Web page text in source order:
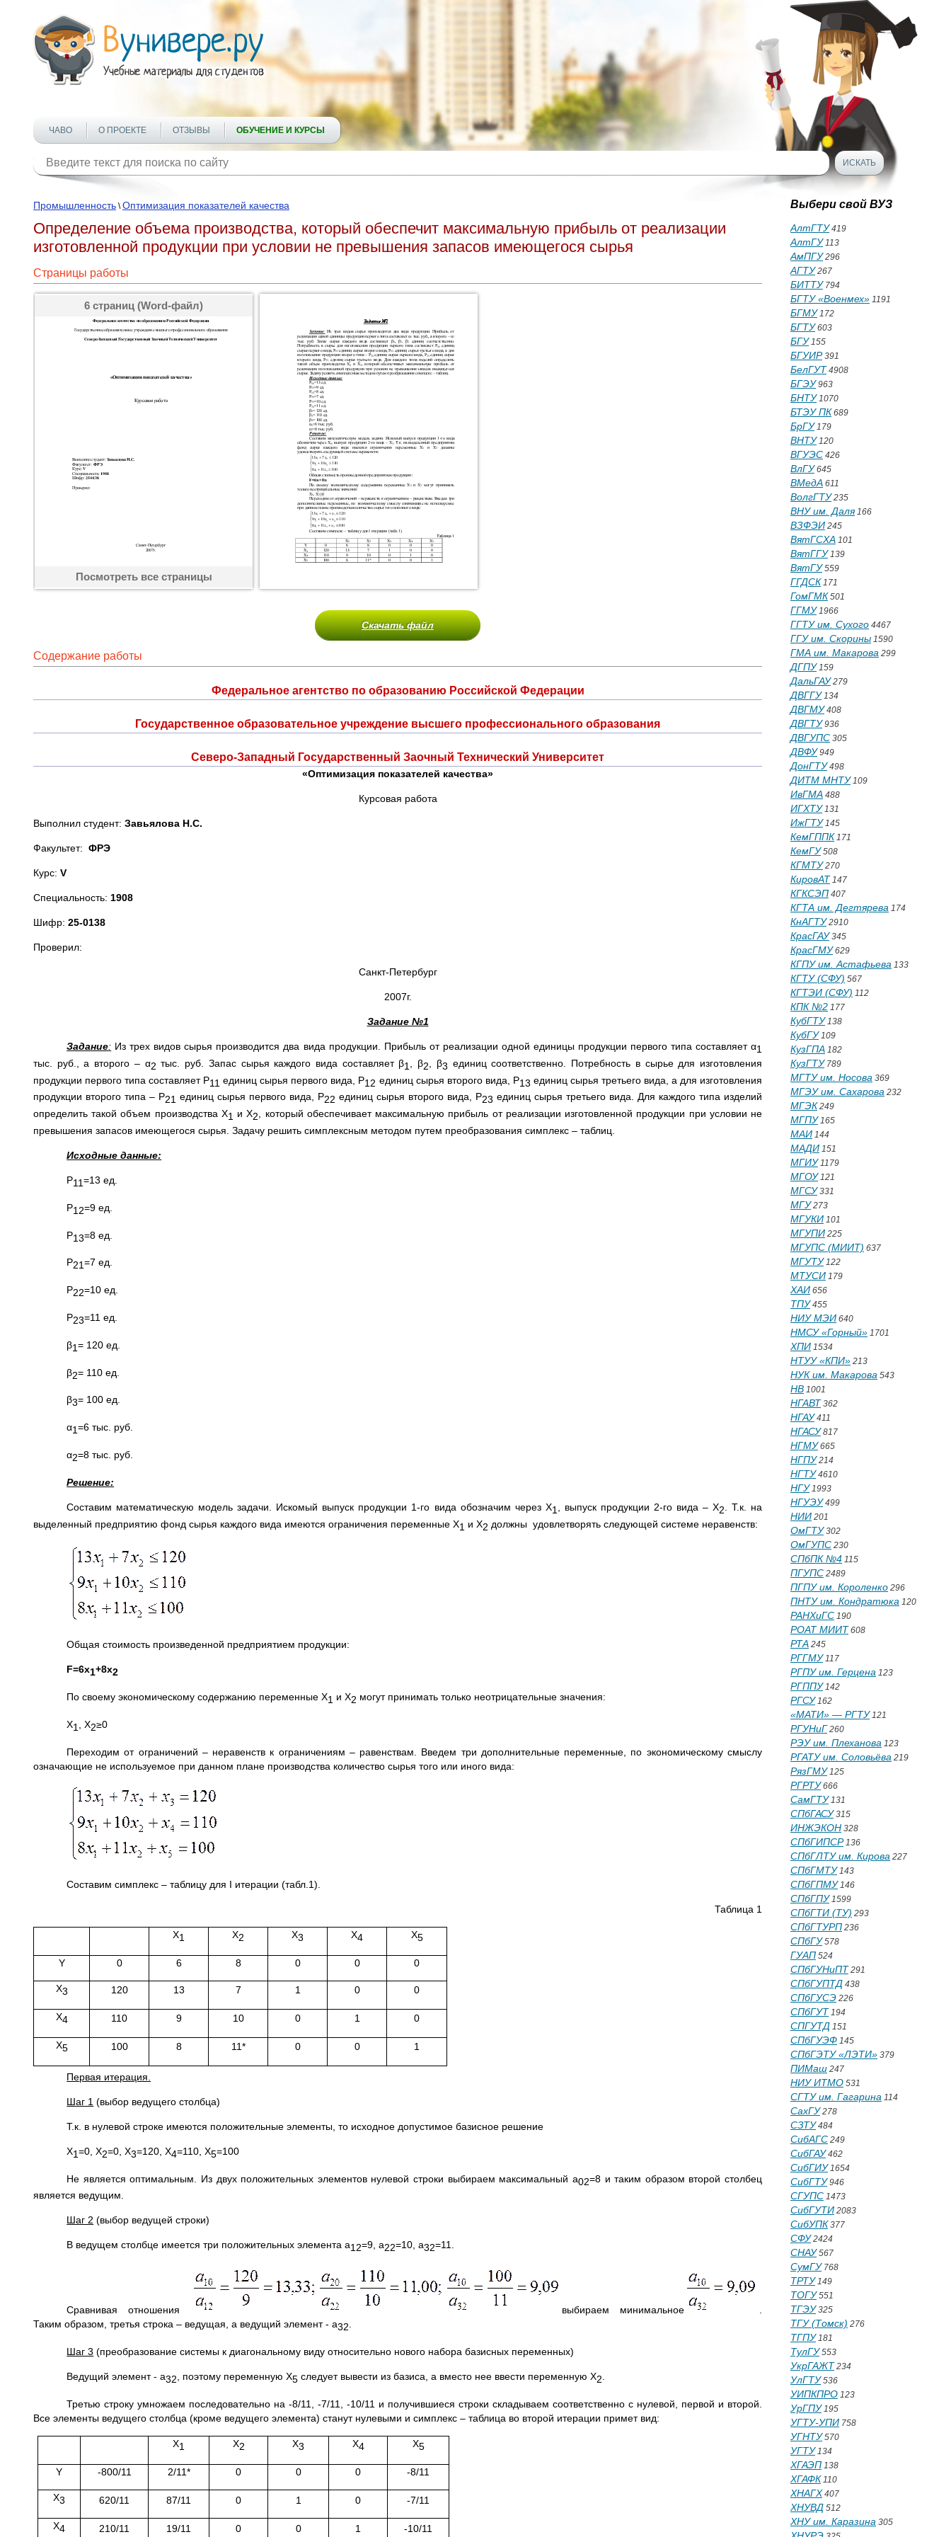
ЧАВО О ПРОЕКТЕ ОТЗЫВЫ ОБУЧЕНИЕ И КУРСЫ
Промышленность \Оптимизация показателей качества
Определение объема производства, который обеспечит максимальную прибыль от реализации
изготовленной продукции при условии не превышения запасов имеющегося сырья
Страницы работы
6 страниц (Word-файл)
Посмотреть все страницы
Скачать файл
Содержание работы
Федеральное агентство по образованию Российской Федерации
Государственное образовательное учреждение высшего профессионального образования
Северо-Западный Государственный Заочный Технический Университет
«Оптимизация показателей качества»
Курсовая работа
Выполнил студент: Завьялова Н.С.
Факультет: ФРЭ
Курс: V
Специальность: 1908
Шифр: 25-0138
Проверил:
Санкт-Петербург
2007г.
Задание №1
Задание: Из трех видов сырья производится два вида продукции. Прибыль от реализации одной единицы продукции первого типа составляет α1
тыс. руб., а второго – α2 тыс. руб. Запас сырья каждого вида составляет β1 , β2 , β3 единиц соответственно. Потребность в сырье для изготовления
продукции первого типа составляет Р11 единиц сырья первого вида, Р12 единиц сырья второго вида, Р13 единиц сырья третьего вида, а для изготовления
продукции второго типа – Р21 единиц сырья первого вида, Р22 единиц сырья второго вида, Р23 единиц сырья третьего вида. Для каждого типа изделий
определить такой объем производства Х1 и Х2 , который обеспечивает максимальную прибыль от реализации изготовленной продукции при условии не
превышения запасов имеющегося сырья. Задачу решить симплексным методом путем преобразования симплекс – таблиц.
Исходные данные:
Р11=13 ед.
Р12=9 ед.
Р13=8 ед.
Р21=7 ед.
Р22=10 ед.
Р23=11 ед.
β1= 120 ед.
β2= 110 ед.
β3= 100 ед.
α1=6 тыс. руб.
α2=8 тыс. руб.
Решение:
Составим математическую модель задачи. Искомый выпуск продукции 1-го вида обозначим через Х1 , выпуск продукции 2-го вида – Х2 . Т.к. на
выделенный предприятию фонд сырья каждого вида имеются ограничения переменные Х1 и Х2 должны удовлетворять следующей системе неравенств:
Общая стоимость произведенной предприятием продукции:
F=6х1+8х2
По своему экономическому содержанию переменные Х1 и Х2 могут принимать только неотрицательные значения:
Х1 , Х2≥0
Переходим от ограничений – неравенств к ограничениям – равенствам. Введем три дополнительные переменные, по экономическому смыслу
означающие не используемое при данном плане производства количество сырья того или иного вида:
Составим симплекс – таблицу для I итерации (табл.1).
Таблица 1
Х1 Х2 Х3 Х4 Х5
Y 0 6 8 0 0 0
Х3 120 13 7 1 0 0
Х4 110 9 10 0 1 0
Х5 100 8 11* 0 0 1
Первая итерация.
Шаг 1 (выбор ведущего столбца)
Т.к. в нулевой строке имеются положительные элементы, то исходное допустимое базисное решение
Х1=0, Х2=0, Х3=120, Х4=110, Х5=100
Не является оптимальным. Из двух положительных элементов нулевой строки выбираем максимальный а02=8 и таким образом второй столбец
является ведущим.
Шаг 2 (выбор ведущей строки)
В ведущем столбце имеется три положительных элемента а12=9, а22=10, а32=11.
Сравнивая отношения выбираем минимальное
Таким образом, третья строка – ведущая, а ведущий элемент - а32
Шаг 3 (преобразование системы к диагональному виду относительно нового набора базисных переменных)
Ведущий элемент - а32 , поэтому переменную Х5 следует вывести из базиса, а вместо нее ввести переменную Х2
Третью строку умножаем последовательно на -8/11, -7/11, -10/11 и получившиеся строки складываем соответственно с нулевой, первой и второй.
Все элементы ведущего столбца (кроме ведущего элемента) станут нулевыми и симплекс – таблица во второй итерации примет вид:
Х1 Х2 Х3 Х4 Х5
Y -800/11 2/11* 0 0 0 -8/11
Х3 620/11 87/11 0 1 0 -7/11
Х4 210/11 19/11 0 0 1 -10/11
Выбери свой ВУЗ
АлтГТУ419
АлтГУ113
АмПГУ296
АГТУ267
БИТТУ794
БГТУ «Военмех» 1191
БГМУ172
БГТУ603
БГУ155
БГУИР391
БелГУТ 4908
БГЭУ963
БНТУ1070
БТЭУ ПК 689
БрГУ179
ВНТУ120
ВГУЭС 426
ВлГУ645
ВМедА 611
ВолгГТУ235
ВНУ им. Даля166
ВЗФЭИ 245
ВятГСХА 101
ВятГГУ139
ВятГУ559
ГГДСК 171
ГомГМК 501
ГГМУ1966
ГГТУ им. Сухого 4467
ГГУ им. Скорины 1590
ГМА им. Макарова 299
ДГПУ159
ДальГАУ279
ДВГГУ134
ДВГМУ408
ДВГТУ936
ДВГУПС 305
ДВФУ949
ДонГТУ498
ДИТМ МНТУ109
ИвГМА 488
ИГХТУ131
ИжГТУ145
КемГППК 171
КемГУ508
КГМТУ270
КировАТ 147
КГКСЭП 407
КГТА им. Дегтярева 174
КнАГТУ2910
КрасГАУ345
КрасГМУ629
КГПУ им. Астафьева 133
КГТУ (СФУ) 567
КГТЭИ (СФУ) 112
КПК №2 177
КубГТУ138
КубГУ109
КузГПА 182
КузГТУ789
МГТУ им. Носова 369
МГЭУ им. Сахарова 232
МГЭК 249
МГПУ165
МАИ 144
МАДИ 151
МГИУ1179
МГОУ121
МГСУ331
МГУ273
МГУКИ 101
МГУПИ 225
МГУПС (МИИТ) 637
МГУТУ122
МТУСИ 179
ХАИ 656
ТПУ455
НИУ МЭИ 640
НМСУ «Горный» 1701
ХПИ 1534
НТУУ «КПИ» 213
НУК им. Макарова 543
НВ 1001
НГАВТ 362
НГАУ411
НГАСУ817
НГМУ665
НГПУ214
НГТУ4610
НГУ1993
НГУЭУ499
НИИ 201
ОмГТУ302
ОмГУПС 230
СПбПК №4 115
ПГУПС 2489
ПГПУ им. Короленко 296
ПНТУ им. Кондратюка 120
РАНХиГС 190
РОАТ МИИТ 608
РТА 245
РГГМУ117
РГПУ им. Герцена 123
РГППУ142
РГСУ162
«МАТИ» — РГТУ121
РГУНиГ 260
РЭУ им. Плеханова 123
РГАТУ им. Соловьёва 219
РязГМУ125
РГРТУ666
СамГТУ131
СПбГАСУ315
ИНЖЭКОН 328
СПбГИПСР136
СПбГЛТУ им. Кирова 227
СПбГМТУ143
СПбГПМУ146
СПбГПУ1599
СПбГТИ (ТУ) 293
СПбГТУРП 236
СПбГУ578
ГУАП 524
СПбГУНиПТ 291
СПбГУПТД 438
СПбГУСЭ 226
СПбГУТ 194
СПГУТД 151
СПбГУЭФ 145
СПбГЭТУ «ЛЭТИ» 379
ПИМаш 247
НИУ ИТМО 531
СГТУ им. Гагарина 114
СахГУ278
СЗТУ484
СибАГС 249
СибГАУ462
СибГИУ1654
СибГТУ946
СГУПС 1473
СибГУТИ 2083
СибУПК 377
СФУ2424
СНАУ567
СумГУ768
ТРТУ149
ТОГУ551
ТГЭУ325
ТГУ (Томск) 276
ТГПУ181
ТулГУ553
УкрГАЖТ 234
УлГТУ536
УИПКПРО 123
УрГПУ195
УГТУ-УПИ 758
УГНТУ570
УГТУ134
ХГАЭП 138
ХГАФК 110
ХНАГХ 407
ХНУВД 512
ХНУ им. Каразина 305